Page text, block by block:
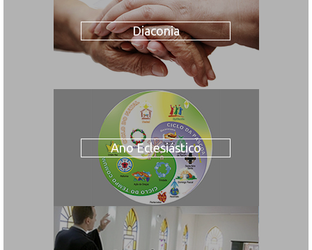
Diaconia
Ano Eclesiástico